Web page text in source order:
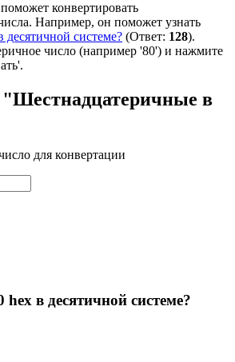
конвертировать
Например, он поможет узнать
десятичной системе? (Ответ: 128).
число (например '80') и нажмите
"Шестнадцатеричные в
для конвертации
hex в десятичной системе?